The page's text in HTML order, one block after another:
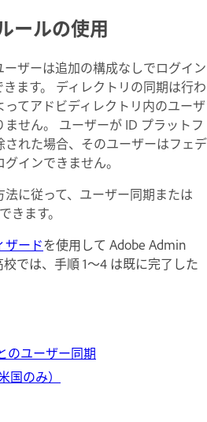
ールの使用
ザーは追加の構成なしでログイン
ます。 ディレクトリの同期は行わ
てアドビディレクトリ内のユーザ
せん。 ユーザーが ID プラットフ
された場合、そのユーザーはフェデ
インできません。
に従って、ユーザー同期または
きます。
ザードを使用して Adobe Admin
では、手順 1～4 は既に完了した
のユーザー同期
国のみ）